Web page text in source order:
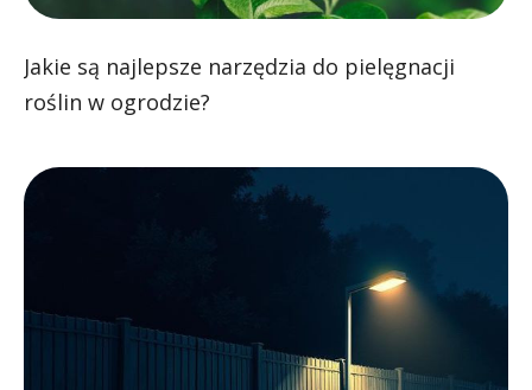
Jakie są najlepsze narzędzia do pielęgnacji
roślin w ogrodzie?